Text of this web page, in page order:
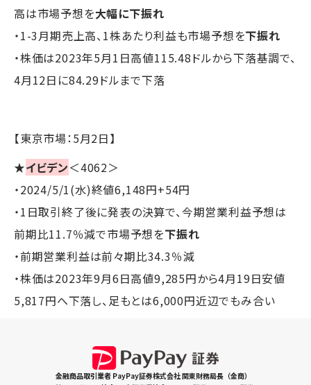
高は市場予想を大幅に下振れ
・1-3月期売上高、1株あたり利益も市場予想を下振れ
・株価は2023年5月1日高値115.48ドルから下落基調で、
4月12日に84.29ドルまで下落
【東京市場：5月2日】
★イビデン＜4062＞
・2024/5/1(水)終値6,148円+54円
・1日取引終了後に発表の決算で、今期営業利益予想は
前期比11.7％減で市場予想を下振れ
・前期営業利益は前々期比34.3％減
・株価は2023年9月6日高値9,285円から4月19日安値
5,817円へ下落し、足もとは6,000円近辺でもみ合い
金融商品取引業者 PayPay証券株式会社 関東財務局長（金商）